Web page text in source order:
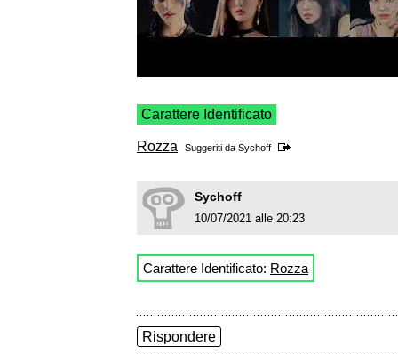
Carattere Identificato
Rozza Suggeriti da Sychoff
Sychoff
10/07/2021 alle 20:23
Carattere Identificato: Rozza
Rispondere